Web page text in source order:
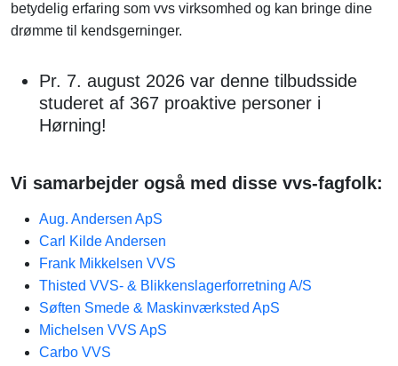
betydelig erfaring som vvs virksomhed og kan bringe dine
drømme til kendsgerninger.
Pr. 7. august 2026 var denne tilbudsside
studeret af 367 proaktive personer i
Hørning!
Vi samarbejder også med disse vvs-fagfolk:
Aug. Andersen ApS
Carl Kilde Andersen
Frank Mikkelsen VVS
Thisted VVS- & Blikkenslagerforretning A/S
Søften Smede & Maskinværksted ApS
Michelsen VVS ApS
Carbo VVS